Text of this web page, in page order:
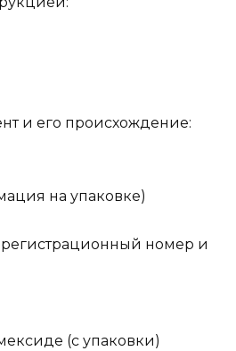
и его происхождение:
на упаковке)
номер и
(с упаковки)